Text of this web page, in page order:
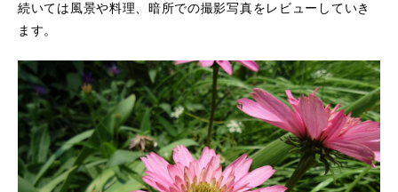
続いては風景や料理、暗所での撮影写真をレビューしていき
ます。